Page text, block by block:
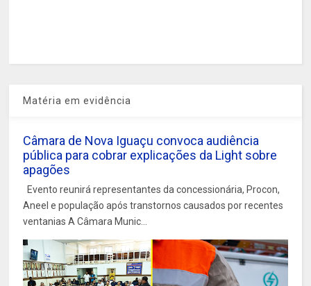
Matéria em evidência
Câmara de Nova Iguaçu convoca audiência
pública para cobrar explicações da Light sobre
apagões
Evento reunirá representantes da concessionária, Procon,
Aneel e população após transtornos causados por recentes
ventanias A Câmara Munic...